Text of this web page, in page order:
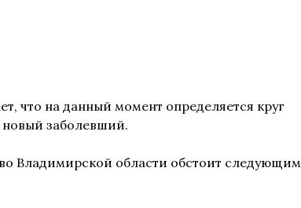
что на данный момент определяется круг
заболевший.
Владимирской области обстоит следующим